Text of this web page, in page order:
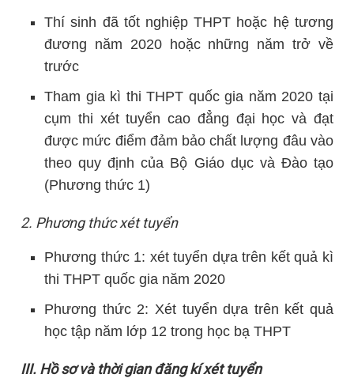
Thí sinh đã tốt nghiệp THPT hoặc hệ tương
đương năm 2020 hoặc những năm trở về
trước
Tham gia kì thi THPT quốc gia năm 2020 tại
cụm thi xét tuyển cao đẳng đại học và đạt
được mức điểm đảm bảo chất lượng đâu vào
theo quy định của Bộ Giáo dục và Đào tạo
(Phương thức 1)
2. Phương thức xét tuyển
Phương thức 1: xét tuyển dựa trên kết quả kì
thi THPT quốc gia năm 2020
Phương thức 2: Xét tuyển dựa trên kết quả
học tập năm lớp 12 trong học bạ THPT
III. Hồ sơ và thời gian đăng kí xét tuyển